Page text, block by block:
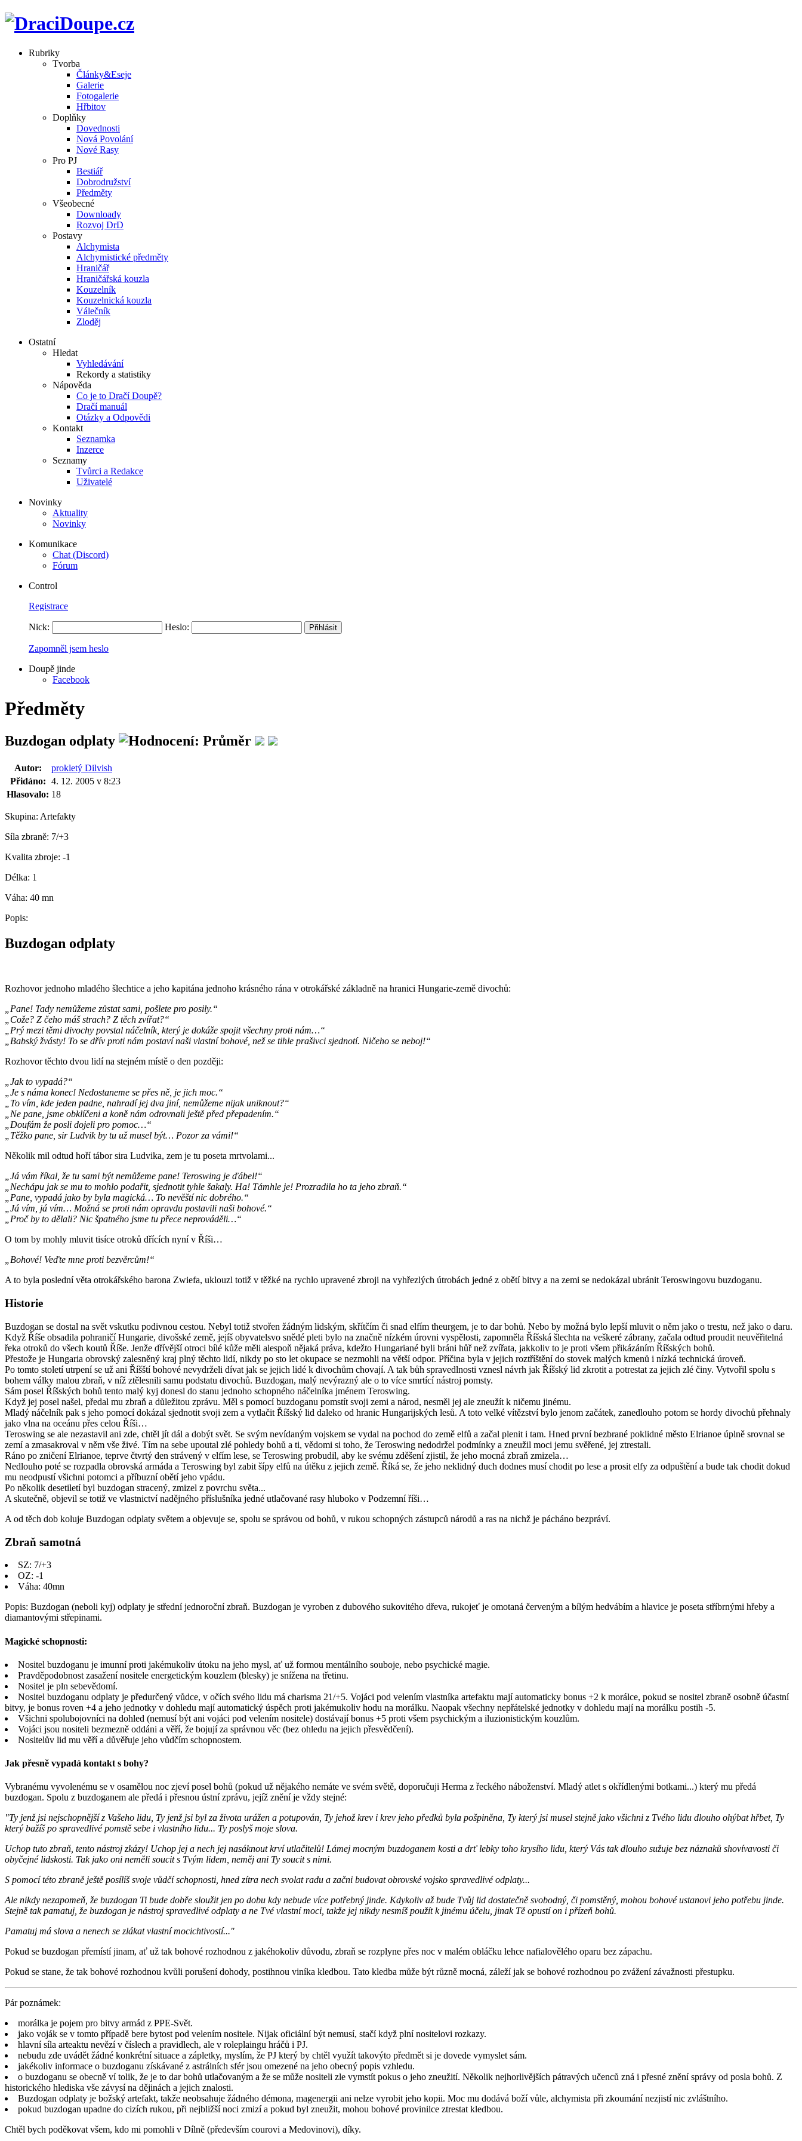
Rubriky
Tvorba
Články&Eseje
Galerie
Fotogalerie
Hřbitov
Doplňky
Dovednosti
Nová Povolání
Nové Rasy
Pro PJ
Bestiář
Dobrodružství
Předměty
Všeobecné
Downloady
Rozvoj DrD
Postavy
Alchymista
Alchymistické předměty
Hraničář
Hraničářská kouzla
Kouzelník
Kouzelnická kouzla
Válečník
Zloděj
Ostatní
Hledat
Vyhledávání
Rekordy a statistiky
Nápověda
Co je to Dračí Doupě?
Dračí manuál
Otázky a Odpovědi
Kontakt
Seznamka
Inzerce
Seznamy
Tvůrci a Redakce
Uživatelé
Novinky
Aktuality
Novinky
Komunikace
Chat (Discord)
Fórum
Control
Registrace
Nick: Heslo:
Zapomněl jsem heslo
Doupě jinde
Facebook
Předměty
Buzdogan odplaty
Autor:
prokletý Dilvish
Přidáno: 4. 12. 2005 v 8:23
Hlasovalo: 18
Skupina: Artefakty
Síla zbraně: 7/+3
Kvalita zbroje: -1
Délka: 1
Váha: 40 mn
Popis:
Buzdogan odplaty
Rozhovor jednoho mladého šlechtice a jeho kapitána jednoho krásného rána v otrokářské základně na hranici Hungarie-země divochů:
„Pane! Tady nemůžeme zůstat sami, pošlete pro posily.“
„Cože? Z čeho máš strach? Z těch zvířat?“
„Prý mezi těmi divochy povstal náčelník, který je dokáže spojit všechny proti nám…“
„Babský žvásty! To se dřív proti nám postaví naši vlastní bohové, než se tihle prašivci sjednotí. Ničeho se neboj!“
Rozhovor těchto dvou lidí na stejném místě o den později:
„Jak to vypadá?“
„Je s náma konec! Nedostaneme se přes ně, je jich moc.“
„To vím, kde jeden padne, nahradí jej dva jiní, nemůžeme nijak uniknout?“
„Ne pane, jsme obklíčeni a koně nám odrovnali ještě před přepadením.“
„Doufám že posli dojeli pro pomoc…“
„Těžko pane, sir Ludvik by tu už musel být… Pozor za vámi!“
Několik mil odtud hoří tábor sira Ludvika, zem je tu poseta mrtvolami...
„Já vám říkal, že tu sami být nemůžeme pane! Teroswing je ďábel!“
„Nechápu jak se mu to mohlo podařit, sjednotit tyhle šakaly. Ha! Támhle je! Prozradila ho ta jeho zbraň.“
„Pane, vypadá jako by byla magická… To nevěští nic dobrého.“
„Já vím, já vím… Možná se proti nám opravdu postavili naši bohové.“
„Proč by to dělali? Nic špatného jsme tu přece neprováděli…“
O tom by mohly mluvit tisíce otroků dřících nyní v Říši…
„Bohové! Veďte mne proti bezvěrcům!“
A to byla poslední věta otrokářského barona Zwiefa, uklouzl totiž v těžké na rychlo upravené zbroji na vyhřezlých útrobách jedné z obětí bitvy a na zemi se nedokázal ubránit Teroswingovu buzdoganu.
Historie
Buzdogan se dostal na svět vskutku podivnou cestou. Nebyl totiž stvořen žádným lidským, skřítčím či snad elfím theurgem, je to dar bohů. Nebo by možná bylo lepší mluvit o něm jako o trestu, než jako o daru.
Když Říše obsadila pohraničí Hungarie, divošské země, jejíš obyvatelsvo snědé pleti bylo na značně nízkém úrovni vyspělosti, zapomněla Říšská šlechta na veškeré zábrany, začala odtud proudit neuvěřitelná
řeka otroků do všech koutů Říše. Jenže dřívější otroci bílé kůže měli alespoň nějaká práva, kdežto Hungariané byli bráni hůř než zvířata, jakkoliv to je proti všem přikázáním Říšských bohů.
Přestože je Hungaria obrovský zalesněný kraj plný těchto lidí, nikdy po sto let okupace se nezmohli na větší odpor. Příčina byla v jejich roztříštění do stovek malých kmenů i nízká technická úroveň.
Po tomto století utrpení se už ani Říšští bohové nevydrželi dívat jak se jejich lidé k divochům chovají. A tak bůh spravedlnosti vznesl návrh jak Říšský lid zkrotit a potrestat za jejich zlé činy. Vytvořil spolu s
bohem války malou zbraň, v níž ztělesnili samu podstatu divochů. Buzdogan, malý nevýrazný ale o to více smrtící nástroj pomsty.
Sám posel Říšských bohů tento malý kyj donesl do stanu jednoho schopného náčelníka jménem Teroswing.
Když jej posel našel, předal mu zbraň a důležitou zprávu. Měl s pomocí buzdoganu pomstít svoji zemi a národ, nesměl jej ale zneužít k ničemu jinému.
Mladý náčelník pak s jeho pomocí dokázal sjednotit svoji zem a vytlačit Říšský lid daleko od hranic Hungarijských lesů. A toto velké vítězství bylo jenom začátek, zanedlouho potom se hordy divochů přehnaly
jako vlna na oceánu přes celou Říši…
Teroswing se ale nezastavil ani zde, chtěl jít dál a dobýt svět. Se svým nevídaným vojskem se vydal na pochod do země elfů a začal plenit i tam. Hned první bezbrané poklidné město Elrianoe úplně srovnal se
zemí a zmasakroval v něm vše živé. Tím na sebe upoutal zlé pohledy bohů a ti, vědomi si toho, že Teroswing nedodržel podmínky a zneužil moci jemu svěřené, jej ztrestali.
Ráno po zničení Elrianoe, teprve čtvrtý den strávený v elfím lese, se Teroswing probudil, aby ke svému zděšení zjistil, že jeho mocná zbraň zmizela…
Nedlouho poté se rozpadla obrovská armáda a Teroswing byl zabit šípy elfů na útěku z jejich země. Říká se, že jeho neklidný duch dodnes musí chodit po lese a prosit elfy za odpuštění a bude tak chodit dokud
mu neodpustí všichni potomci a příbuzní obětí jeho vpádu.
Po několik desetiletí byl buzdogan stracený, zmizel z povrchu světa...
A skutečně, objevil se totiž ve vlastnictví nadějného příslušníka jedné utlačované rasy hluboko v Podzemní říši…
A od těch dob koluje Buzdogan odplaty světem a objevuje se, spolu se správou od bohů, v rukou schopných zástupců národů a ras na nichž je pácháno bezpráví.
Zbraň samotná
SZ: 7/+3
OZ: -1
Váha: 40mn
Popis: Buzdogan (neboli kyj) odplaty je střední jednoroční zbraň. Buzdogan je vyroben z dubového sukovitého dřeva, rukojeť je omotaná červeným a bílým hedvábím a hlavice je poseta stříbrnými hřeby a
diamantovými střepinami.
Magické schopnosti:
Nositel buzdoganu je imunní proti jakémukoliv útoku na jeho mysl, ať už formou mentálního souboje, nebo psychické magie.
Pravděpodobnost zasažení nositele energetickým kouzlem (blesky) je snížena na třetinu.
Nositel je pln sebevědomí.
Nositel buzdoganu odplaty je předurčený vůdce, v očích svého lidu má charisma 21/+5. Vojáci pod velením vlastníka artefaktu mají automaticky bonus +2 k morálce, pokud se nositel zbraně osobně účastní
bitvy, je bonus roven +4 a jeho jednotky v dohledu mají automatický úspěch proti jakémukoliv hodu na morálku. Naopak všechny nepřátelské jednotky v dohledu mají na morálku postih -5.
Všichni spolubojovníci na dohled (nemusí být ani vojáci pod velením nositele) dostávají bonus +5 proti všem psychickým a iluzionistickým kouzlům.
Vojáci jsou nositeli bezmezně oddáni a věří, že bojují za správnou věc (bez ohledu na jejich přesvědčení).
Nositelův lid mu věří a důvěřuje jeho vůdčím schopnostem.
Jak přesně vypadá kontakt s bohy?
Vybranému vyvolenému se v osamělou noc zjeví posel bohů (pokud už nějakého nemáte ve svém světě, doporučuji Herma z řeckého náboženství. Mladý atlet s okřídlenými botkami...) který mu předá
buzdogan. Spolu z buzdoganem ale předá i přesnou ústní zprávu, jejíž znění je vždy stejné:
"Ty jenž jsi nejschopnější z Vašeho lidu, Ty jenž jsi byl za života urážen a potupován, Ty jehož krev i krev jeho předků byla pošpiněna, Ty který jsi musel stejně jako všichni z Tvého lidu dlouho ohýbat hřbet, Ty
který bažíš po spravedlivé pomstě sebe i vlastního lidu... Ty poslyš moje slova.
Uchop tuto zbraň, tento nástroj zkázy! Uchop jej a nech jej nasáknout krví utlačitelů! Lámej mocným buzdoganem kosti a drť lebky toho krysího lidu, který Vás tak dlouho sužuje bez náznaků shovívavosti či
obyčejné lidskosti. Tak jako oni neměli soucit s Tvým lidem, neměj ani Ty soucit s nimi.
S pomocí této zbraně ještě posílíš svoje vůdčí schopnosti, hned zítra nech svolat radu a začni budovat obrovské vojsko spravedlivé odplaty...
Ale nikdy nezapomeň, že buzdogan Ti bude dobře sloužit jen po dobu kdy nebude více potřebný jinde. Kdykoliv až bude Tvůj lid dostatečně svobodný, či pomstěný, mohou bohové ustanovi jeho potřebu jinde.
Stejně tak pamatuj, že buzdogan je nástroj spravedlivé odplaty a ne Tvé vlastní moci, takže jej nikdy nesmíš použít k jinému účelu, jinak Tě opustí on i přízeň bohů.
Pamatuj má slova a nenech se zlákat vlastní mocichtivostí..."
Pokud se buzdogan přemístí jinam, ať už tak bohové rozhodnou z jakéhokoliv důvodu, zbraň se rozplyne přes noc v malém obláčku lehce nafialovělého oparu bez zápachu.
Pokud se stane, že tak bohové rozhodnou kvůli porušení dohody, postihnou viníka kledbou. Tato kledba může být různě mocná, záleží jak se bohové rozhodnou po zvážení závažnosti přestupku.
Pár poznámek:
morálka je pojem pro bitvy armád z PPE-Svět.
jako voják se v tomto případě bere bytost pod velením nositele. Nijak oficiální být nemusí, stačí když plní nositelovi rozkazy.
hlavní síla arteaktu nevězí v číslech a pravidlech, ale v roleplaingu hráčů i PJ.
nebudu zde uvádět žádné konkrétní situace a zápletky, myslím, že PJ který by chtěl využít takovýto předmět si je dovede vymyslet sám.
jakékoliv informace o buzdoganu získávané z astrálních sfér jsou omezené na jeho obecný popis vzhledu.
o buzdoganu se obecně ví tolik, že je to dar bohů utlačovaným a že se může nositeli zle vymstít pokus o jeho zneužití. Několik nejhorlivějších pátravých učenců zná i přesné znění správy od posla bohů. Z
historického hlediska vše závysí na dějinách a jejich znalosti.
Buzdogan odplaty je božský artefakt, takže neobsahuje žádného démona, magenergii ani nelze vyrobit jeho kopii. Moc mu dodává boží vůle, alchymista při zkoumání nezjistí nic zvláštního.
pokud buzdogan upadne do cizích rukou, při nejbližší noci zmizí a pokud byl zneužit, mohou bohové provinilce ztrestat kledbou.
Chtěl bych poděkovat všem, kdo mi pomohli v Dílně (především courovi a Medovinovi), díky.